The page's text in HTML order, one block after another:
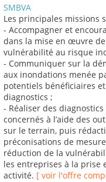
SMBVA
Les principales missions
- Accompagner et
dans la mise en œuvre
vulnérabilité au risque
- Communiquer sur la
aux inondations menée
potentiels bénéficiaires
diagnostics ;
- Réaliser des
concernés à l’aide des
sur le terrain, puis
préconisations de
réduction de la
les entreprises à la prise
activité. [ voir l'offre